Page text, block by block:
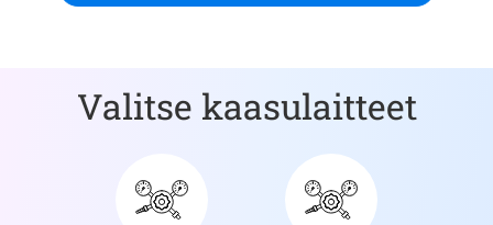
Valitse kaasulaitteet